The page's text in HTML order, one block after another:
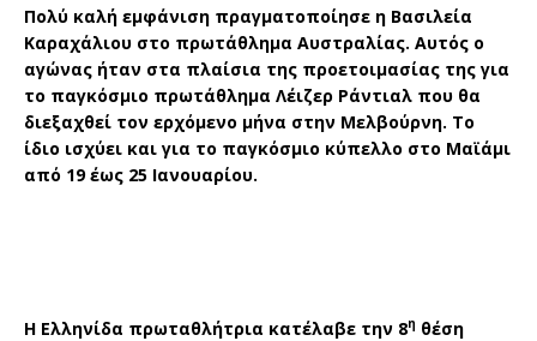
Πολύ καλή εμφάνιση πραγματοποίησε η Βασιλεία
Καραχάλιου στο πρωτάθλημα Αυστραλίας. Αυτός ο
αγώνας ήταν στα πλαίσια της προετοιμασίας της για
το παγκόσμιο πρωτάθλημα Λέιζερ Ράντιαλ που θα
διεξαχθεί τον ερχόμενο μήνα στην Μελβούρνη. Το
ίδιο ισχύει και για το παγκόσμιο κύπελλο στο Μαϊάμι
από 19 έως 25 Ιανουαρίου.
Η Ελληνίδα πρωταθλήτρια κατέλαβε την 8η θέση